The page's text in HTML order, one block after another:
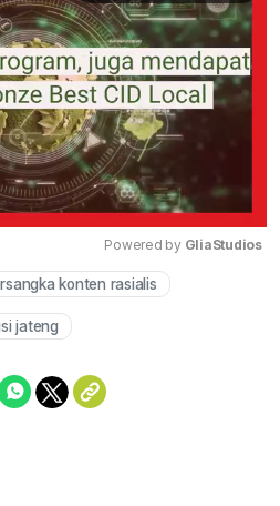
Powered by GliaStudios
konten rasialis
jateng